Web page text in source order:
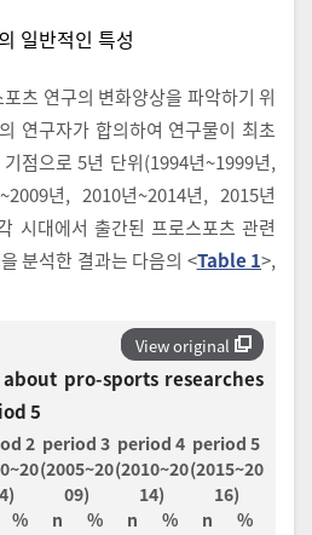
일반적인 특성
츠 연구의 변화양상을 파악하기 위
연구자가 합의하여 연구물이 최초
점으로 5년 단위(1994년~1999년,
년, 2010년~2014년, 2015년
시대에서 출간된 프로스포츠 관련
분석한 결과는 다음의 <Table 1>,
View original
pro-sports researches
5
2 period 3
(2005~20
09)
period 4
(2010~20
14)
period 5
(2015~20
16)
% n % n % n %